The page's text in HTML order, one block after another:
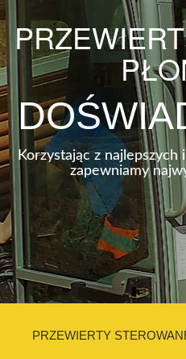
Korzystając z
zapewniamy
PRZEWIERTY